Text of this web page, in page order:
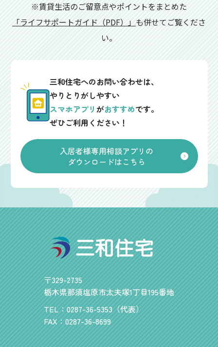
※賃貸生活のご留意点やポイントをまとめた
「ライフサポートガイド（PDF）」 も併せてご覧くださ
い。
三和住宅へのお問い合わせは、
やりとりがしやすい
スマホアプリ がおすすめです。
ぜひご利用ください！
入居者様専用相談アプリの
ダウンロードはこちら
〒329-2735
栃木県那須塩原市太夫塚1丁目195番地
TEL：0287-36-5353（代表）
FAX：0287-36-8699